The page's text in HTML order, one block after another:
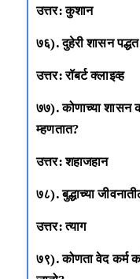
उत्तर: कुशान
७६). दुहेरी शासन
उत्तर: रॉबर्ट क्लाइव्ह
७७). कोणाच्या शासन
म्हणतात?
उत्तर: शहाजहान
७८). बुद्धाच्या
उत्तर: त्याग
७९). कोणता वेद कर्म